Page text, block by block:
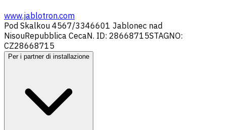
www.jablotron.com
Pod Skalkou 4567/3346601 Jablonec nad
NisouRepubblica CecaN. ID: 28668715STAGNO:
CZ28668715
Per i partner di installazione